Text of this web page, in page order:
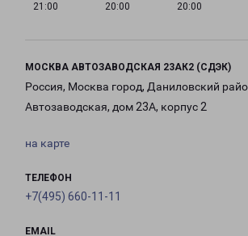
21:00
20:00
20:00
МОСКВА АВТОЗАВОДСКАЯ 23АК2 (СДЭК)
Россия, Москва город, Даниловский
Автозаводская, дом 23А, корпус 2
на карте
ТЕЛЕФОН
+7(495) 660-11-11
EMAIL